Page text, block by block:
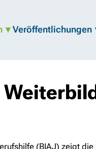
Veröffentlichungen
(BIAJ) zeigt